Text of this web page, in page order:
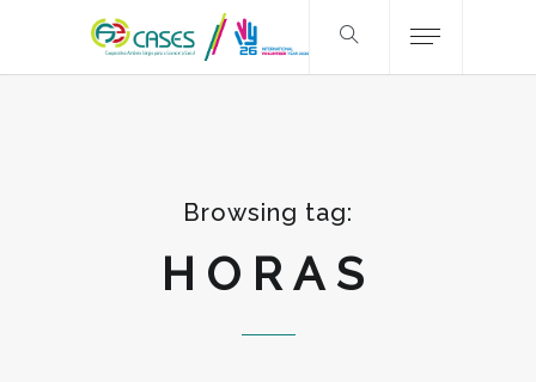
Browsing tag:
HORAS